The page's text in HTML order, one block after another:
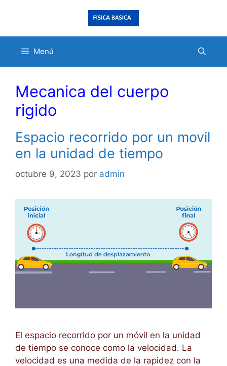
Menú
Mecanica del cuerpo
rigido
Espacio recorrido por un movil
en la unidad de tiempo
octubre 9, 2023 por admin
El espacio recorrido por un móvil en la unidad
de tiempo se conoce como la velocidad. La
velocidad es una medida de la rapidez con la